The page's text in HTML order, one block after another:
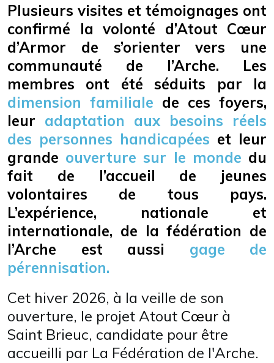
Plusieurs visites et témoignages ont
confirmé la volonté d’Atout Cœur
d’Armor de s’orienter vers une
communauté de l’Arche. Les
membres ont été séduits par la
dimension familiale de ces foyers,
leur adaptation aux besoins réels
des personnes handicapées et leur
grande ouverture sur le monde du
fait de l’accueil de jeunes
volontaires de tous pays.
L’expérience, nationale et
internationale, de la fédération de
l’Arche est aussi gage de
pérennisation.
Cet hiver 2026, à la veille de son
ouverture, le projet Atout Cœur à
Saint Brieuc, candidate pour être
accueilli par La Fédération de l'Arche.